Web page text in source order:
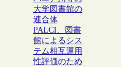
大学図書館の
連合体
PALCI、図書
館によるシス
テム相互運用
性評価のため